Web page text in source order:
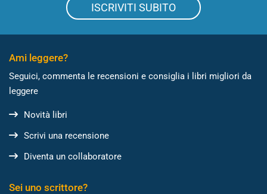
ISCRIVITI SUBITO
Ami leggere?
Seguici, commenta le recensioni e consiglia i libri migliori da
leggere
Novità libri
Scrivi una recensione
Diventa un collaboratore
Sei uno scrittore?